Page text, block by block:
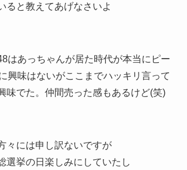
ると教えてあげなさいよ
はあっちゃんが居た時代が本当にピー
興味はないがここまでハッキリ言って
味でた。仲間売った感もあるけど(笑)
々には申し訳ないですが
選挙の日楽しみにしていたし